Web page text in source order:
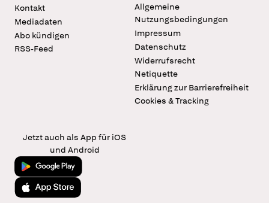
Kontakt
Mediadaten
Abo kündigen
RSS-Feed
Allgemeine
Nutzungsbedingungen
Impressum
Datenschutz
Widerrufsrecht
Netiquette
Erklärung zur Barrierefreiheit
Cookies & Tracking
Jetzt auch als App für iOS
und Android
Jetzt bei Google Play
Laden im App Store